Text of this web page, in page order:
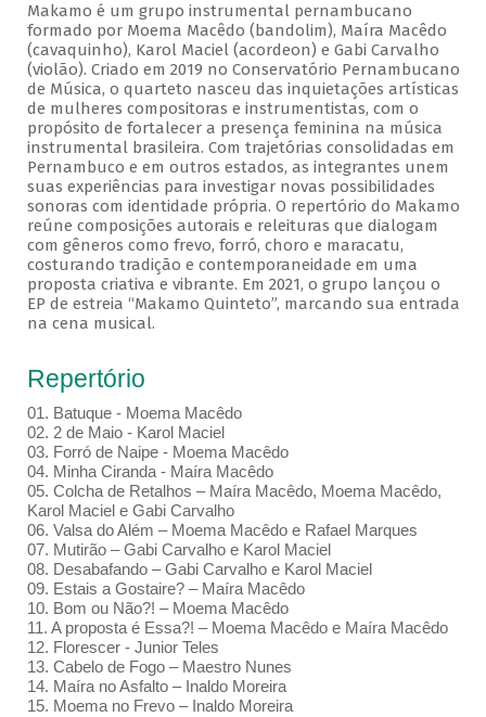
Makamo é um grupo instrumental pernambucano
formado por Moema Macêdo (bandolim), Maíra Macêdo
(cavaquinho), Karol Maciel (acordeon) e Gabi Carvalho
(violão). Criado em 2019 no Conservatório Pernambucano
de Música, o quarteto nasceu das inquietações artísticas
de mulheres compositoras e instrumentistas, com o
propósito de fortalecer a presença feminina na música
instrumental brasileira. Com trajetórias consolidadas em
Pernambuco e em outros estados, as integrantes unem
suas experiências para investigar novas possibilidades
sonoras com identidade própria. O repertório do Makamo
reúne composições autorais e releituras que dialogam
com gêneros como frevo, forró, choro e maracatu,
costurando tradição e contemporaneidade em uma
proposta criativa e vibrante. Em 2021, o grupo lançou o
EP de estreia “Makamo Quinteto”, marcando sua entrada
na cena musical.
Repertório
01. Batuque - Moema Macêdo
02. 2 de Maio - Karol Maciel
03. Forró de Naipe - Moema Macêdo
04. Minha Ciranda - Maíra Macêdo
05. Colcha de Retalhos – Maíra Macêdo, Moema Macêdo,
Karol Maciel e Gabi Carvalho
06. Valsa do Além – Moema Macêdo e Rafael Marques
07. Mutirão – Gabi Carvalho e Karol Maciel
08. Desabafando – Gabi Carvalho e Karol Maciel
09. Estais a Gostaire? – Maíra Macêdo
10. Bom ou Não?! – Moema Macêdo
11. A proposta é Essa?! – Moema Macêdo e Maíra Macêdo
12. Florescer - Junior Teles
13. Cabelo de Fogo – Maestro Nunes
14. Maíra no Asfalto – Inaldo Moreira
15. Moema no Frevo – Inaldo Moreira